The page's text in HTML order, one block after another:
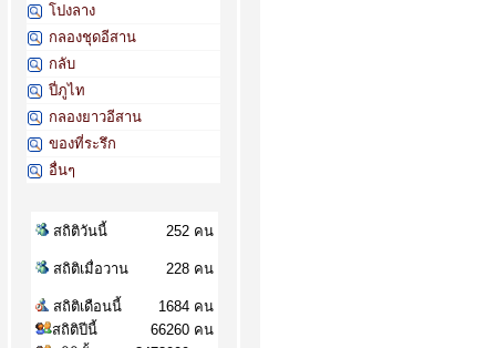
โปงลาง
กลองชุดอีสาน
กลับ
ปี่ภูไท
กลองยาวอีสาน
ของที่ระรึก
อื่นๆ
สถิติวันนี้ 252 คน
สถิติเมื่อวาน 228 คน
สถิติเดือนนี้
สถิติปีนี้
1684 คน
66260 คน